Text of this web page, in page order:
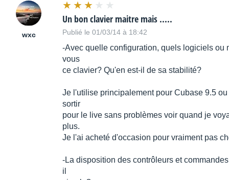
wxc
Un bon clavier maitre mais .....
Publié le 01/03/14 à 18:42
-Avec quelle configuration, quels logiciels ou
vous
ce clavier? Qu'en est-il de sa stabilité?
Je l'utilise principalement pour Cubase 9.5
sortir
pour le live sans problèmes voir quand je
plus.
Je l'ai acheté d'occasion pour vraiment pas
-La disposition des contrôleurs et
il